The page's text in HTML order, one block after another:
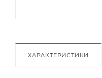
ХАРАКТЕРИСТИКИ